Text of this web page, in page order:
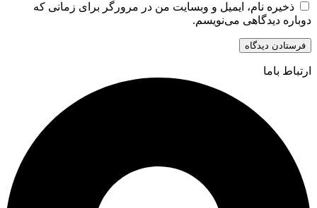
ذخیره نام، ایمیل و وبسایت من در مرورگر برای زمانی که
دوباره دیدگاهی می‌نویسم.
ارتباط باما